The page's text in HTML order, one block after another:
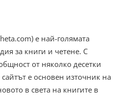
е най-голямата
за книги и четене. С
от няколко десетки
е основен източник на
в света на книгите в